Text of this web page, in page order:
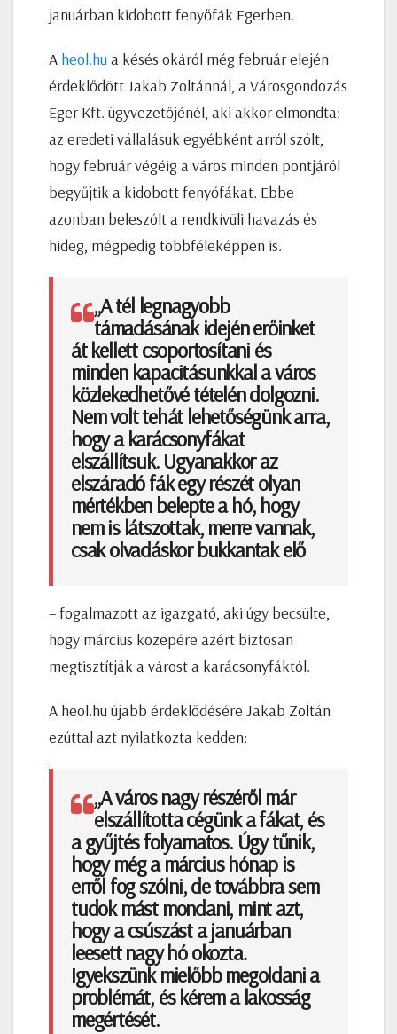
januárban kidobott fenyőfák Egerben.
A heol.hua késés okáról még február elején
érdeklődött Jakab Zoltánnál, a Városgondozás
Eger Kft. ügyvezetőjénél, aki akkor elmondta:
az eredeti vállalásuk egyébként arról szólt,
hogy február végéig a város minden pontjáról
begyűjtik a kidobott fenyőfákat. Ebbe
azonban beleszólt a rendkívüli havazás és
hideg, mégpedig többféleképpen is.
„A tél legnagyobb
támadásának idején erőinket
át kellett csoportosítani és
minden kapacitásunkkal a város
közlekedhetővé tételén dolgozni.
Nem volt tehát lehetőségünk arra,
hogy a karácsonyfákat
elszállítsuk. Ugyanakkor az
elszáradó fák egy részét olyan
mértékben belepte a hó, hogy
nem is látszottak, merre vannak,
csak olvadáskor bukkantak elő
– fogalmazott az igazgató, aki úgy becsülte,
hogy március közepére azért biztosan
megtisztítják a várost a karácsonyfáktól.
A heol.hu újabb érdeklődésére Jakab Zoltán
ezúttal azt nyilatkozta kedden:
„A város nagy részéről már
elszállította cégünk a fákat, és
a gyűjtés folyamatos. Úgy tűnik,
hogy még a március hónap is
erről fog szólni, de továbbra sem
tudok mást mondani, mint azt,
hogy a csúszást a januárban
leesett nagy hó okozta.
Igyekszünk mielőbb megoldani a
problémát, és kérem a lakosság
megértését.